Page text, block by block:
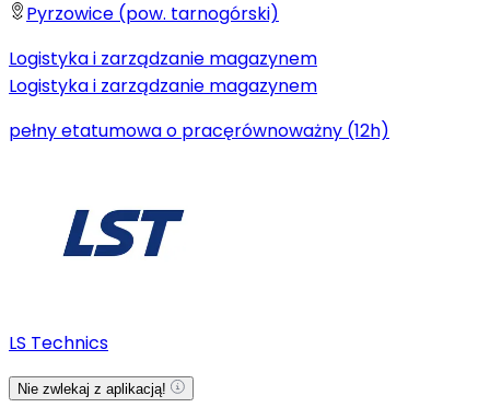
Pyrzowice (pow. tarnogórski)
Logistyka i zarządzanie magazynem
Logistyka i zarządzanie magazynem
pełny etatumowa o pracęrównoważny (12h)
LS Technics
Nie zwlekaj z aplikacją!